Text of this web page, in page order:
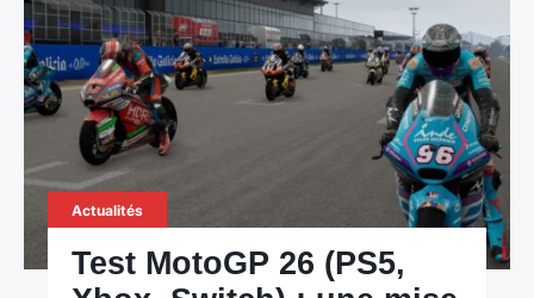
Actualités
Test MotoGP 26 (PS5,